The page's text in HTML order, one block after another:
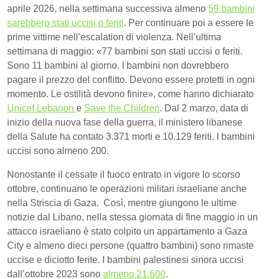
aprile 2026, nella settimana successiva almeno 59 bambini
sarebbero stati uccisi o feriti. Per continuare poi a essere le
prime vittime nell’escalation di violenza. Nell’ultima
settimana di maggio: «77 bambini son stati uccisi o feriti.
Sono 11 bambini al giorno. I bambini non dovrebbero
pagare il prezzo del conflitto. Devono essere protetti in ogni
momento. Le ostilità devono finire», come hanno dichiarato
Unicef Lebanon e Save the Children. Dal 2 marzo, data di
inizio della nuova fase della guerra, il ministero libanese
della Salute ha contato 3.371 morti e 10.129 feriti. I bambini
uccisi sono almeno 200.
Nonostante il cessate il fuoco entrato in vigore lo scorso
ottobre, continuano le operazioni militari israeliane anche
nella Striscia di Gaza. Così, mentre giungono le ultime
notizie dal Libano, nella stessa giornata di fine maggio in un
attacco israeliano è stato colpito un appartamento a Gaza
City e almeno dieci persone (quattro bambini) sono rimaste
uccise e diciotto ferite. I bambini palestinesi sinora uccisi
dall’ottobre 2023 sono almeno 21.600.